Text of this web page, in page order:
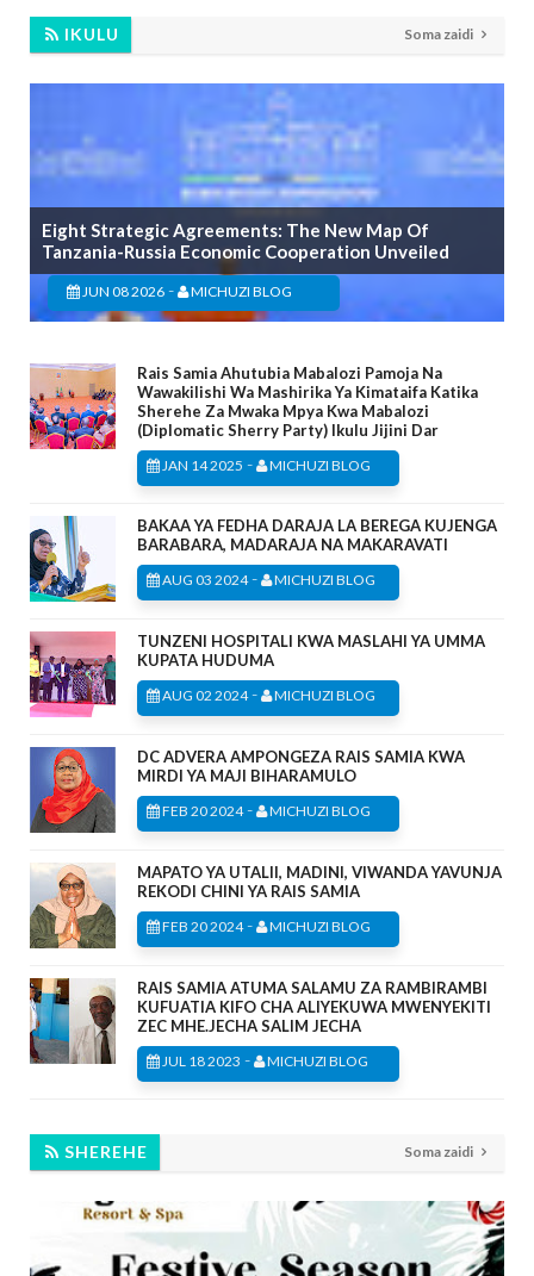
IKULU Soma zaidi
Eight Strategic Agreements: The New Map Of
Tanzania-Russia Economic Cooperation Unveiled
JUN 08 2026 - MICHUZI BLOG
Rais Samia Ahutubia Mabalozi Pamoja Na
Wawakilishi Wa Mashirika Ya Kimataifa Katika
Sherehe Za Mwaka Mpya Kwa Mabalozi
(Diplomatic Sherry Party) Ikulu Jijini Dar
JAN 14 2025 - MICHUZI BLOG
BAKAA YA FEDHA DARAJA LA BEREGA KUJENGA
BARABARA, MADARAJA NA MAKARAVATI
AUG 03 2024- MICHUZI BLOG
TUNZENI HOSPITALI KWA MASLAHI YA UMMA
KUPATA HUDUMA
AUG 02 2024- MICHUZI BLOG
DC ADVERA AMPONGEZA RAIS SAMIA KWA
MIRDI YA MAJI BIHARAMULO
FEB 20 2024- MICHUZI BLOG
MAPATO YA UTALII, MADINI, VIWANDA YAVUNJA
REKODI CHINI YA RAIS SAMIA
FEB 20 2024- MICHUZI BLOG
RAIS SAMIA ATUMA SALAMU ZA RAMBIRAMBI
KUFUATIA KIFO CHA ALIYEKUWA MWENYEKITI
ZEC MHE.JECHA SALIM JECHA
JUL 18 2023 - MICHUZI BLOG
SHEREHE Soma zaidi